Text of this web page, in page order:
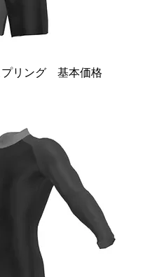
プリング 基本価格